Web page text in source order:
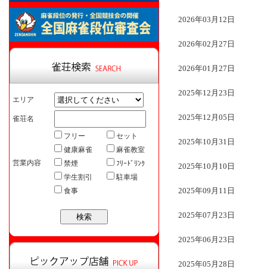
エリア
雀荘名
営業内容
フリー
セット
健康麻雀
麻雀教室
禁煙
ﾌﾘｰﾄﾞﾘﾝｸ
学生割引
駐車場
食事
2026年03月12日
2026年02月27日
2026年01月27日
2025年12月23日
2025年12月05日
2025年10月31日
2025年10月10日
2025年09月11日
2025年07月23日
2025年06月23日
2025年05月28日